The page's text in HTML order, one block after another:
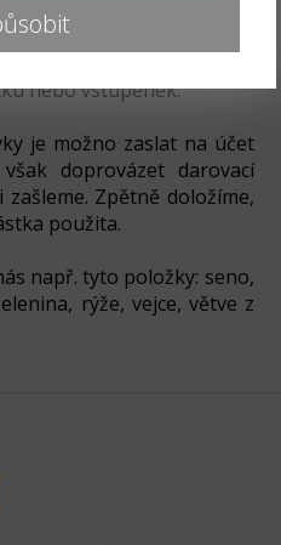
nebo vstupenek.
je možno zaslat na účet
doprovázet darovací
Zpětně doložíme,
použita.
např. tyto položky: seno,
rýže, vejce, větve z